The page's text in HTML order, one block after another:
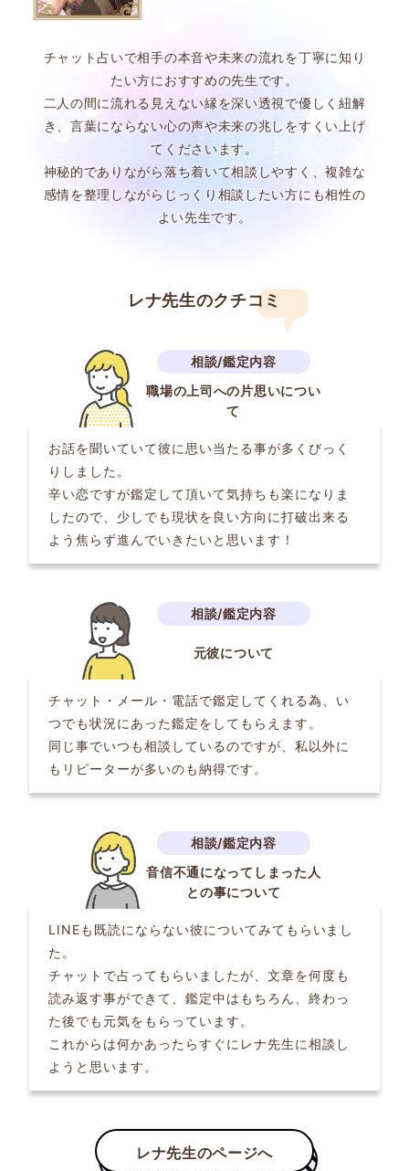
チャット占いで相手の本音や未来の流れを丁寧に知り
たい方におすすめの先生です。
二人の間に流れる見えない縁を深い透視で優しく紐解
き、言葉にならない心の声や未来の兆しをすくい上げ
てくださいます。
神秘的でありながら落ち着いて相談しやすく、複雑な
感情を整理しながらじっくり相談したい方にも相性の
よい先生です。
レナ先生のクチコミ
職場の上司への片思いについ
て
お話を聞いていて彼に思い当たる事が多くびっく
りしました。
辛い恋ですが鑑定して頂いて気持ちも楽になりま
したので、少しでも現状を良い方向に打破出来る
よう焦らず進んでいきたいと思います！
元彼について
チャット・メール・電話で鑑定してくれる為、い
つでも状況にあった鑑定をしてもらえます。
同じ事でいつも相談しているのですが、私以外に
もリピーターが多いのも納得です。
音信不通になってしまった人
との事について
LINEも既読にならない彼についてみてもらいまし
た。
チャットで占ってもらいましたが、文章を何度も
読み返す事ができて、鑑定中はもちろん、終わっ
た後でも元気をもらっています。
これからは何かあったらすぐにレナ先生に相談し
ようと思います。